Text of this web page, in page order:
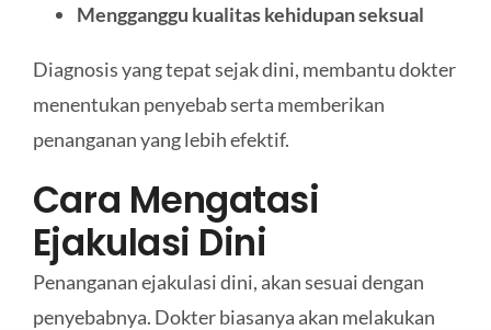
Mengganggu kualitas kehidupan seksual
Diagnosis yang tepat sejak dini, membantu dokter
menentukan penyebab serta memberikan
penanganan yang lebih efektif.
Cara Mengatasi
Ejakulasi Dini
Penanganan ejakulasi dini, akan sesuai dengan
penyebabnya. Dokter biasanya akan melakukan